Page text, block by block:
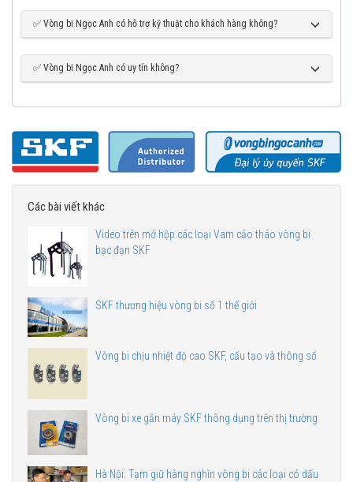
✅ Vòng bi Ngọc Anh có hỗ trợ kỹ thuật cho khách hàng không?
✅ Vòng bi Ngọc Anh có uy tín không?
Các bài viết khác
Video trên mở hộp các loại Vam cảo tháo vòng bi
bạc đạn SKF
SKF thương hiệu vòng bi số 1 thế giới
Vòng bi chịu nhiệt độ cao SKF, cấu tạo và thông số
Vòng bi xe gắn máy SKF thông dụng trên thị trường
Hà Nội: Tạm giữ hàng nghìn vòng bi các loại có dấu